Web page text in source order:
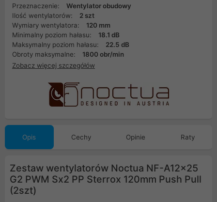
Przeznaczenie:
Wentylator obudowy
Ilość wentylatorów:
2 szt
Wymiary wentylatora:
120 mm
Minimalny poziom hałasu:
18.1 dB
Maksymalny poziom hałasu:
22.5 dB
Obroty maksymalne:
1800 obr/min
Zobacz więcej szczegółów
Opis Cechy Opinie Raty
Zestaw wentylatorów Noctua NF-A12x25
G2 PWM Sx2 PP Sterrox 120mm Push Pull
(2szt)